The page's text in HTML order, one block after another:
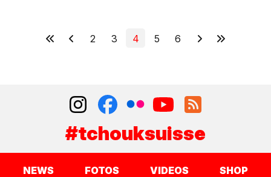
2 3 4 5 6
#tchouksuisse
NEWS FOTOS VIDEOS
SHOP